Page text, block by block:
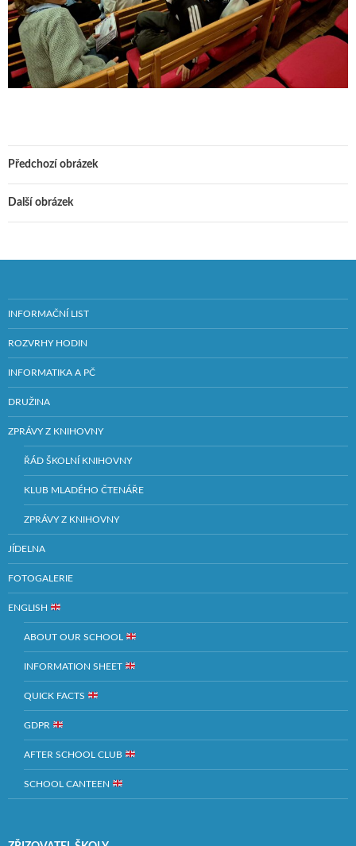
Předchozí obrázek
Další obrázek
INFORMAČNÍ LIST
ROZVRHY HODIN
INFORMATIKA A PČ
DRUŽINA
ZPRÁVY Z KNIHOVNY
ŘÁD ŠKOLNÍ KNIHOVNY
KLUB MLADÉHO ČTENÁŘE
ZPRÁVY Z KNIHOVNY
JÍDELNA
FOTOGALERIE
ENGLISH
ABOUT OUR SCHOOL
INFORMATION SHEET
QUICK FACTS
GDPR
AFTER SCHOOL CLUB
SCHOOL CANTEEN